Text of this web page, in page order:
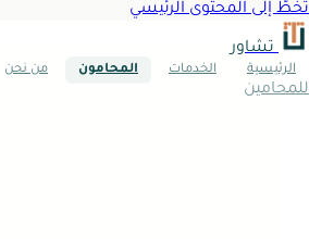
تخطَّ إلى المحتوى الرئيسي
تشاور
الرئيسية الخدمات المحامون من نحن
للمحامين